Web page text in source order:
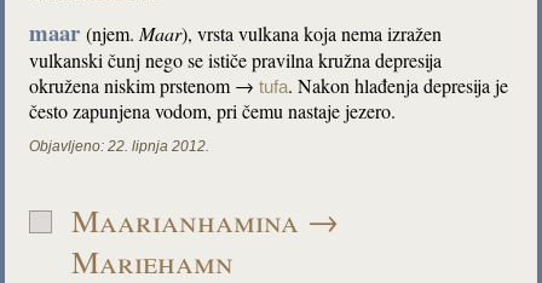
maar(njem. Maar), vrsta vulkana koja nema izražen
vulkanski čunj nego se ističe pravilna kružna depresija
okružena niskim prstenom →tufa. Nakon hlađenja depresija je
često zapunjena vodom, pri čemu nastaje jezero.
Objavljeno: 22. lipnja 2012.
Maarianhamina →
Mariehamn